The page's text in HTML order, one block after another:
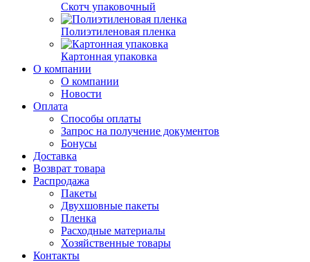
Скотч упаковочный
Полиэтиленовая пленка
Картонная упаковка
О компании
О компании
Новости
Оплата
Способы оплаты
Запрос на получение документов
Бонусы
Доставка
Возврат товара
Распродажа
Пакеты
Двухшовные пакеты
Пленка
Расходные материалы
Хозяйственные товары
Контакты